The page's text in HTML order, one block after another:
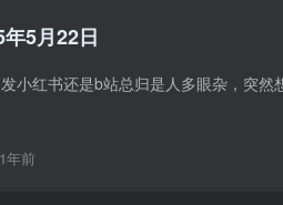
5月22日
1年前